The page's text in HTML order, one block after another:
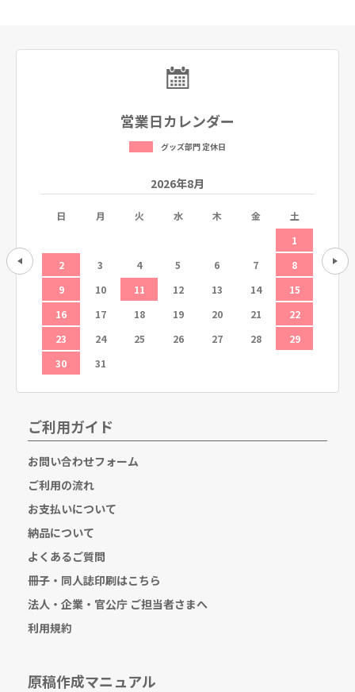
営業日カレンダー
グッズ部門 定休日
12
2026年8月
日 月 火 水 木 金
土
1
2
3 4 5 6 7
8
9
10 11 12 13 14
15
16
17 18 19 20 21
22
23
24 25 26 27 28
29
30
31
6
ご利用ガイド
お問い合わせフォーム
ご利用の流れ
お支払いについて
納品について
よくあるご質問
冊子・同人誌印刷はこちら
法人・企業・官公庁 ご担当者さまへ
利用規約
原稿作成マニュアル